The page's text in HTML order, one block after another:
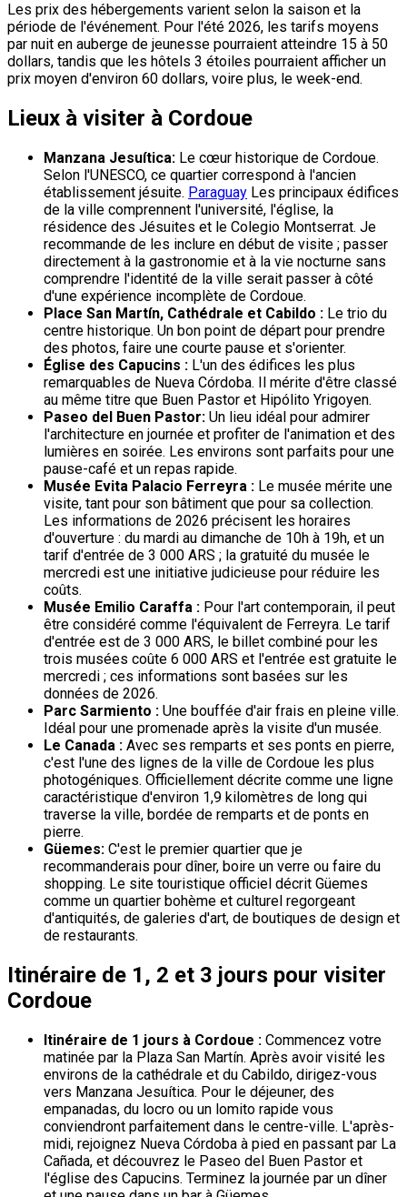
Les prix des hébergements varient selon la saison et la
période de l'événement. Pour l'été 2026, les tarifs moyens
par nuit en auberge de jeunesse pourraient atteindre 15 à 50
dollars, tandis que les hôtels 3 étoiles pourraient afficher un
prix moyen d'environ 60 dollars, voire plus, le week-end.
Lieux à visiter à Cordoue
Manzana Jesuítica: Le cœur historique de Cordoue.
Selon l'UNESCO, ce quartier correspond à l'ancien
établissement jésuite. Paraguay Les principaux édifices
de la ville comprennent l'université, l'église, la
résidence des Jésuites et le Colegio Montserrat. Je
recommande de les inclure en début de visite ; passer
directement à la gastronomie et à la vie nocturne sans
comprendre l'identité de la ville serait passer à côté
d'une expérience incomplète de Cordoue.
Place San Martín, Cathédrale et Cabildo : Le trio du
centre historique. Un bon point de départ pour prendre
des photos, faire une courte pause et s'orienter.
Église des Capucins : L'un des édifices les plus
remarquables de Nueva Córdoba. Il mérite d'être classé
au même titre que Buen Pastor et Hipólito Yrigoyen.
Paseo del Buen Pastor: Un lieu idéal pour admirer
l'architecture en journée et profiter de l'animation et des
lumières en soirée. Les environs sont parfaits pour une
pause-café et un repas rapide.
Musée Evita Palacio Ferreyra : Le musée mérite une
visite, tant pour son bâtiment que pour sa collection.
Les informations de 2026 précisent les horaires
d'ouverture : du mardi au dimanche de 10h à 19h, et un
tarif d'entrée de 3 000 ARS ; la gratuité du musée le
mercredi est une initiative judicieuse pour réduire les
coûts.
Musée Emilio Caraffa : Pour l'art contemporain, il peut
être considéré comme l'équivalent de Ferreyra. Le tarif
d'entrée est de 3 000 ARS, le billet combiné pour les
trois musées coûte 6 000 ARS et l'entrée est gratuite le
mercredi ; ces informations sont basées sur les
données de 2026.
Parc Sarmiento : Une bouffée d'air frais en pleine ville.
Idéal pour une promenade après la visite d'un musée.
Le Canada : Avec ses remparts et ses ponts en pierre,
c'est l'une des lignes de la ville de Cordoue les plus
photogéniques. Officiellement décrite comme une ligne
caractéristique d'environ 1,9 kilomètres de long qui
traverse la ville, bordée de remparts et de ponts en
pierre.
Güemes: C'est le premier quartier que je
recommanderais pour dîner, boire un verre ou faire du
shopping. Le site touristique officiel décrit Güemes
comme un quartier bohème et culturel regorgeant
d'antiquités, de galeries d'art, de boutiques de design et
de restaurants.
Itinéraire de 1, 2 et 3 jours pour visiter
Cordoue
Itinéraire de 1 jours à Cordoue : Commencez votre
matinée par la Plaza San Martín. Après avoir visité les
environs de la cathédrale et du Cabildo, dirigez-vous
vers Manzana Jesuítica. Pour le déjeuner, des
empanadas, du locro ou un lomito rapide vous
conviendront parfaitement dans le centre-ville. L'après-
midi, rejoignez Nueva Córdoba à pied en passant par La
Cañada, et découvrez le Paseo del Buen Pastor et
l'église des Capucins. Terminez la journée par un dîner